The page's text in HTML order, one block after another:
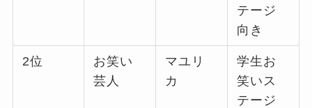
テージ
向き
2位
お笑い
芸人
マユリ
カ
学生お
笑いス
テージ